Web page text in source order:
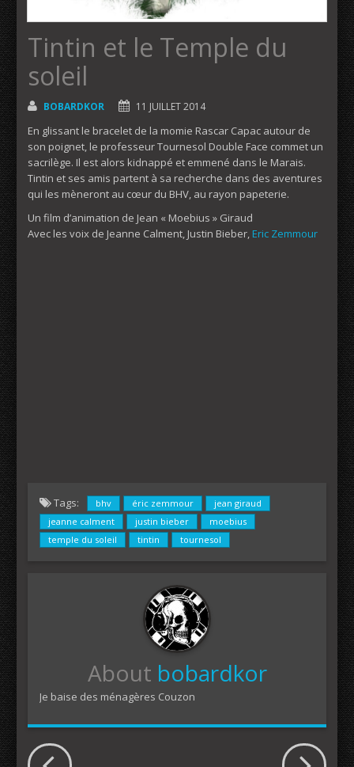
Tintin et le Temple du
soleil
BOBARDKOR 11 JUILLET 2014
En glissant le bracelet de la momie Rascar Capac autour de
son poignet, le professeur Tournesol Double Face commet un
sacrilège. Il est alors kidnappé et emmené dans le Marais.
Tintin et ses amis partent à sa recherche dans des aventures
qui les mèneront au cœur du BHV, au rayon papeterie.
Un film d’animation de Jean « Moebius » Giraud
Avec les voix de Jeanne Calment, Justin Bieber, Eric Zemmour
Tags: bhv éric zemmour
jean giraud
jeanne calment
justin bieber
moebius
temple du soleil
tintin tournesol
About bobardkor
Je baise des ménagères Couzon